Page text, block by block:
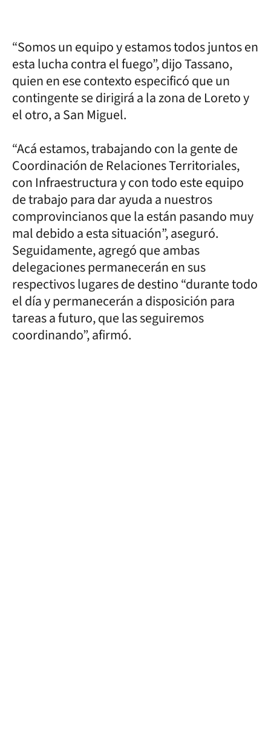
“Somos un equipo y estamos todos juntos en
esta lucha contra el fuego”, dijo Tassano,
quien en ese contexto especificó que un
contingente se dirigirá a la zona de Loreto y
el otro, a San Miguel.
“Acá estamos, trabajando con la gente de
Coordinación de Relaciones Territoriales,
con Infraestructura y con todo este equipo
de trabajo para dar ayuda a nuestros
comprovincianos que la están pasando muy
mal debido a esta situación”, aseguró.
Seguidamente, agregó que ambas
delegaciones permanecerán en sus
respectivos lugares de destino “durante todo
el día y permanecerán a disposición para
tareas a futuro, que las seguiremos
coordinando”, afirmó.